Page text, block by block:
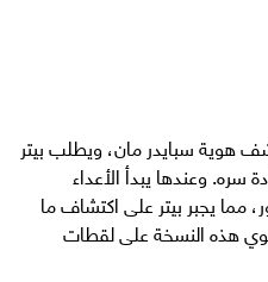
هوية سبايدر مان، ويطلب بيتر
سره. وعندها يبدأ الأعداء
مما يجبر بيتر على اكتشاف ما
هذه النسخة على لقطات